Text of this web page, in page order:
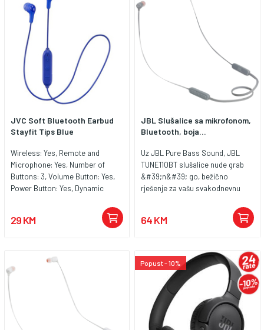
JVC Soft Bluetooth Earbud
Stayfit Tips Blue
Wireless: Yes, Remote and
Microphone: Yes, Number of
Buttons: 3, Volume Button: Yes,
Power Button: Yes, Dynamic
Neodymium, Bluetooth Version:
Battery Life Headphones: Max. 5
hours, Max. Battery Life: 5 hours,
Charging Time Headphones: 2.5
29 KM
JBL Slušalice sa mikrofonom,
Bluetooth, boja...
Uz JBL Pure Bass Sound, JBL
TUNE110BT slušalice nude grab
&#39;n&#39; go, bežično
rješenje za vašu svakodnevnu
primanja hands-free poziva i do 6
sata, dolaze u nekoliko
karakterističnih boja, imaju ravan
kabl bez zapetljavanja i dovoljno
su lagane da ih možete udobno
nositi satima. A kada
kombinujete magnete koji
64 KM
Popust - 10%